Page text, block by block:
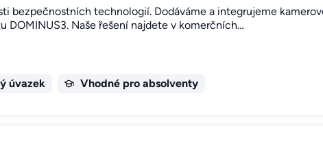
bezpečnostních technologií. Dodáváme a integrujeme
Naše řešení najdete v komerčních…
úvazek Vhodné pro absolventy